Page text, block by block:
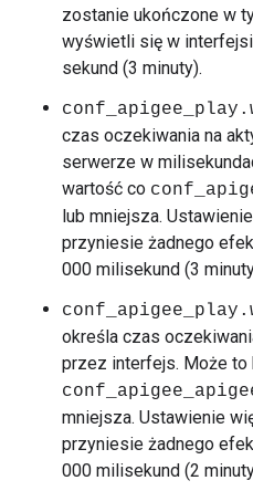
zostanie ukończone w
wyświetli się w
sekund (3 minuty).
czas oczekiwania na
serwerze w
wartość co
lub mniejsza.
przyniesie żadnego
000 milisekund (3
określa czas
przez interfejs. Może to
mniejsza. Ustawienie
przyniesie żadnego
000 milisekund (2